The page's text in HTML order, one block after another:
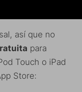
así que no
para
Touch o iPad
Store: